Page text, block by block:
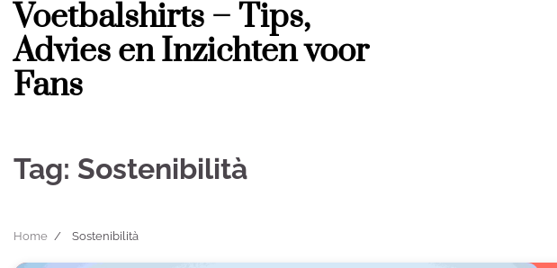
Skip
content
Voetbalshirts – Tips,
Advies en Inzichten voor
Fans
Tag: Sostenibilità
Home Sostenibilità